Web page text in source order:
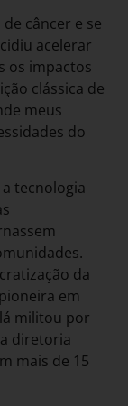
câncer e se
acelerar
os impactos
clássica de
meus
do
tecnologia
da
em
militou por
diretoria
mais de 15